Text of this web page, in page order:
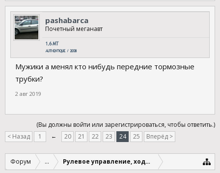
pashabarca
Почетный меганавт
Мужики а менял кто нибудь передние тормозные
трубки?
2 авг 2019
(Вы должны войти или зарегистрироваться, чтобы ответить.)
< Назад
1 ← 20 21 22 23 24 25 Вперёд >
Форум ... Рулевое управление, ходовая, трансмиссия,